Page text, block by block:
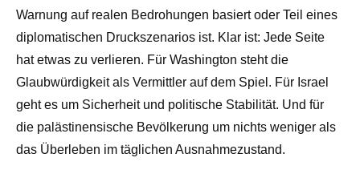
Warnung auf realen Bedrohungen basiert oder Teil eines
diplomatischen Druckszenarios ist. Klar ist: Jede Seite
hat etwas zu verlieren. Für Washington steht die
Glaubwürdigkeit als Vermittler auf dem Spiel. Für Israel
geht es um Sicherheit und politische Stabilität. Und für
die palästinensische Bevölkerung um nichts weniger als
das Überleben im täglichen Ausnahmezustand.